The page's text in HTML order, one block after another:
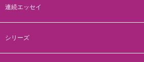
連続エッセイ
シリーズ